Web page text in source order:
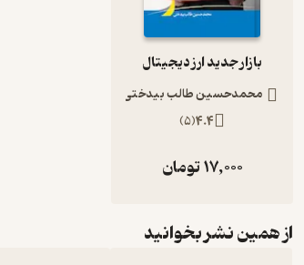
بازار جدید ارز دیجیتال
محمدحسین طالب بیدختی
4.4
(
5
)
17,000تومان
از همین نشر بخوانید